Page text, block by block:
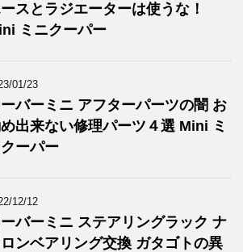
スとラジエーターは使うな！
ミニクーパー
01/23
ーバーミニ アフターパーツの闇 お
出来ない修理パーツ４選 Mini ミ
ーパー
12/12
ーバーミニ ステアリングラック ナ
ンベアリング交換 ガタゴトの異